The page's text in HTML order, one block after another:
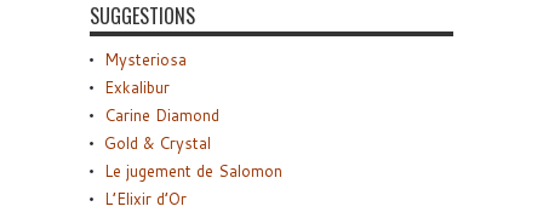
SUGGESTIONS
Mysteriosa
Exkalibur
Carine Diamond
Gold & Crystal
Le jugement de Salomon
L’Elixir d’Or